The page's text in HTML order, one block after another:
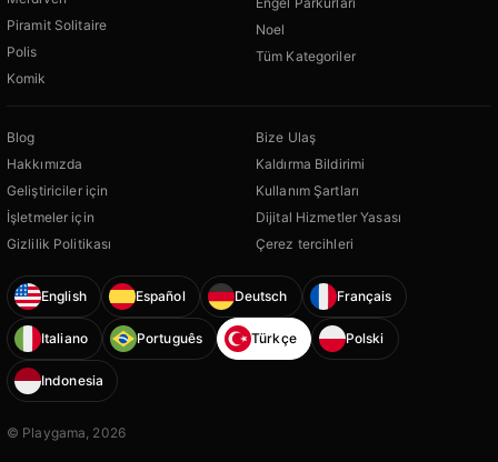
Piramit Solitaire
Polis
Komik
Noel
Tüm Kategoriler
Blog
Hakkımızda
Geliştiriciler için
İşletmeler için
Gizlilik Politikası
Bize Ulaş
Kaldırma Bildirimi
Kullanım Şartları
Dijital Hizmetler Yasası
Çerez tercihleri
English Español Deutsch Français
Italiano Português Türkçe Polski
Indonesia
© Playgama, 2026